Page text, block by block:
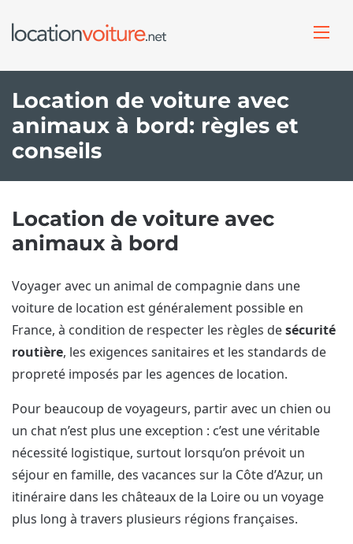
Location de voiture avec
animaux à bord: règles et
conseils
Location de voiture avec
animaux à bord
Voyager avec un animal de compagnie dans une
voiture de location est généralement possible en
France, à condition de respecter les règles desécurité
routière, les exigences sanitaires et les standards de
propreté imposés par les agences de location.
Pour beaucoup de voyageurs, partir avec un chien ou
un chat n’est plus une exception : c’est une véritable
nécessité logistique, surtout lorsqu’on prévoit un
séjour en famille, des vacances sur la Côte d’Azur, un
itinéraire dans les châteaux de la Loire ou un voyage
plus long à travers plusieurs régions françaises.